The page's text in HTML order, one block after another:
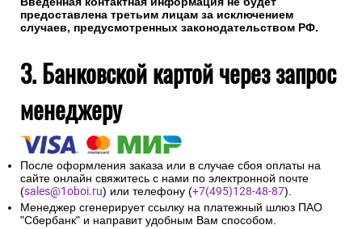
предоставлена третьим лицам за исключением
случаев, предусмотренных законодательством РФ.
3. Банковской картой через запрос
менеджеру
После оформления заказа или в случае сбоя оплаты на
сайте онлайн свяжитесь с нами по электронной почте
(sales@1oboi.ru) или телефону (+7(495)128-48-87).
Менеджер сгенерирует ссылку на платежный шлюз ПАО
"Сбербанк" и направит удобным Вам способом.